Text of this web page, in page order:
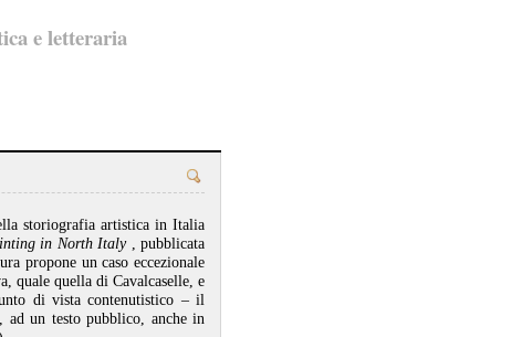
e letteraria
storiografia artistica in Italia
in North Italy
, pubblicata
propone un caso eccezionale
quale quella di Cavalcaselle, e
di vista contenutistico – il
ad un testo pubblico, anche in